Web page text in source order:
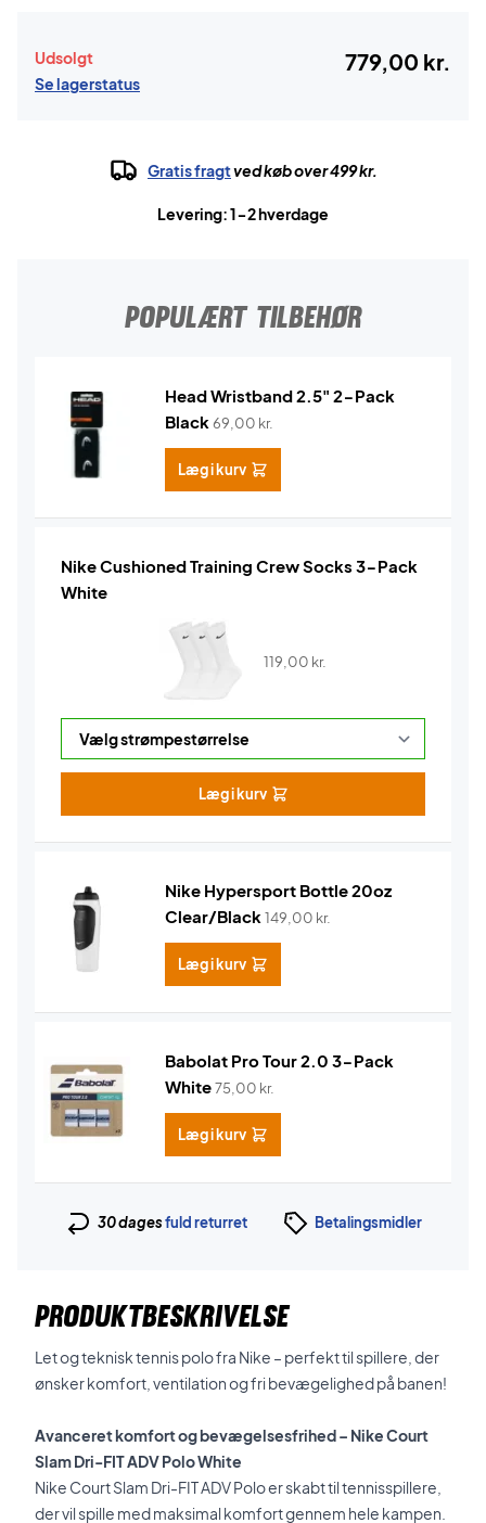
Udsolgt
Se lagerstatus
779,00 kr.
Gratis fragtved køb over 499 kr.
Levering: 1-2 hverdage
POPULÆRT TILBEHØR
Head Wristband 2.5" 2-Pack
Black69,00 kr.
Læg i kurv
Nike Cushioned Training Crew Socks 3-Pack
White
119,00 kr.
Læg i kurv
Nike Hypersport Bottle 20oz
Clear/Black149,00 kr.
Læg i kurv
Babolat Pro Tour 2.0 3-Pack
White75,00 kr.
Læg i kurv
30 dagesfuld returret Betalingsmidler
PRODUKTBESKRIVELSE
Let og teknisk tennis polo fra Nike – perfekt til spillere, der
ønsker komfort, ventilation og fri bevægelighed på banen!
Avanceret komfort og bevægelsesfrihed – Nike Court
Slam Dri-FIT ADV Polo White
Nike Court Slam Dri-FIT ADV Polo er skabt til tennisspillere,
der vil spille med maksimal komfort gennem hele kampen.